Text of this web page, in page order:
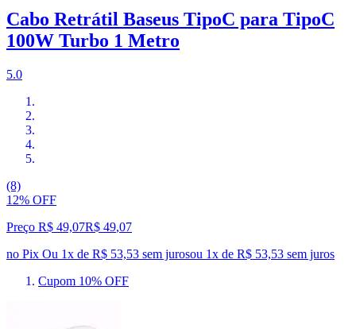
Cabo Retrátil Baseus TipoC para TipoC
100W Turbo 1 Metro
5.0
(8)
12% OFF
Preço R$ 49,07R$ 49,07
no Pix Ou 1x de R$ 53,53 sem jurosou 1x de R$ 53,53 sem juros
Cupom 10% OFF